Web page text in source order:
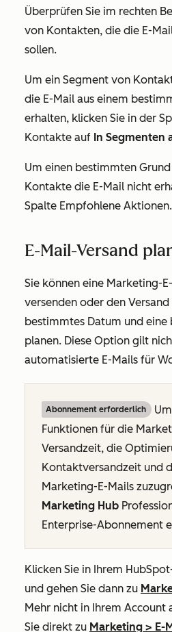
Überprüfen Sie im rechten
von Kontakten, die die E-
sollen.
Um ein Segment von
die E-Mail aus einem
erhalten, klicken Sie in der
Kontakte auf In Segmenten
Um einen bestimmten
Kontakte die E-Mail nicht
Spalte Empfohlene Aktionen.
E-Mail-Versand
Sie können eine Marketing-
versenden oder den
bestimmtes Datum und
planen. Diese Option gilt
automatisierte E-Mails für
Abonnement erforderlich
Funktionen für die
Versandzeit, die
Kontaktversandzeit und
Marketing-E-Mails
Marketing Hub
Enterprise-Abonnement
Klicken Sie in Ihrem
und gehen Sie dann zu
Mehr nicht in Ihrem Account
Sie direkt zu Marketing > E-